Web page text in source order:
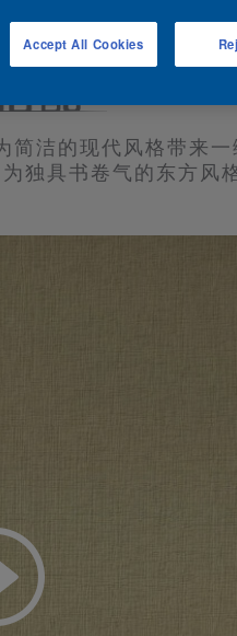
简洁的现代风格带来
独具书卷气的东方风
Accept All Cookies